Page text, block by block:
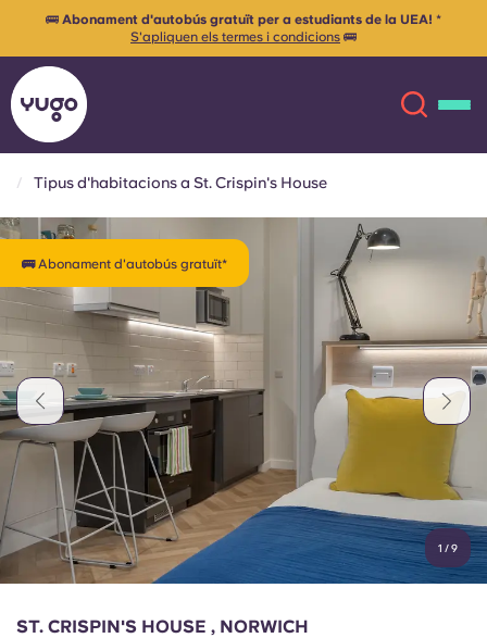
Sobre
Ubicacions
Compte Llengua
English (GB)
Selecciona un país
Reserva ara
English (US)
Chinese Español
Català Deutsch
Italian French
Portuguese
🚌 Abonament d'autobús gratuït per a estudiants de la UEA! *
S'apliquen els termes i condicions 🚌
Tipus d'habitacions a St. Crispin's House
🚌 Abonament d'autobús gratuït*
1 /9
ST. CRISPIN'S HOUSE , NORWICH